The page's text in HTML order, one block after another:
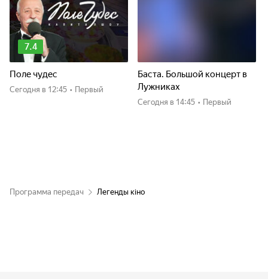
7.4
Поле чудес
Сегодня в 12:45 • Первый
Баста. Большой концерт в
Лужниках
Сегодня в 14:45 • Первый
Программа передач Легенды кіно